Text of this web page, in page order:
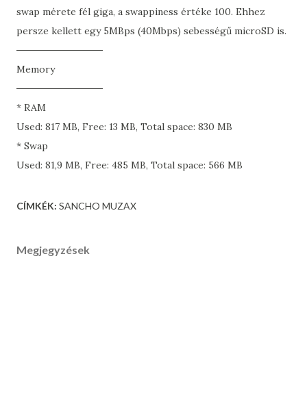
swap mérete fél giga, a swappiness értéke 100. Ehhez
persze kellett egy 5MBps (40Mbps) sebességű microSD is.
------------------
Memory
------------------
* RAM
Used: 817 MB, Free: 13 MB, Total space: 830 MB
* Swap
Used: 81,9 MB, Free: 485 MB, Total space: 566 MB
CÍMKÉK: SANCHO MUZAX
Megjegyzések